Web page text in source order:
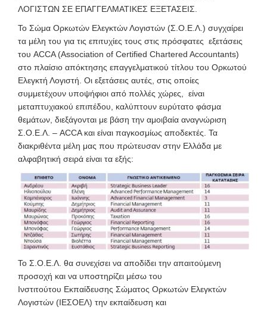
ΛΟΓΙΣΤΩΝ ΣΕ ΕΠΑΓΓΕΛΜΑΤΙΚΕΣ ΕΞΕΤΑΣΕΙΣ.
Το Σώμα Ορκωτών Ελεγκτών Λογιστών (Σ.Ο.Ε.Λ.) συγχαίρει
τα μέλη του για τις επιτυχίες τους στις πρόσφατες εξετάσεις
του ACCA (Association of Certified Chartered Accountants)
στο πλαίσιο απόκτησης επαγγελματικού τίτλου του Ορκωτού
Ελεγκτή Λογιστή. Οι εξετάσεις αυτές, στις οποίες
συμμετέχουν υποψήφιοι από πολλές χώρες, είναι
μεταπτυχιακού επιπέδου, καλύπτουν ευρύτατο φάσμα
θεμάτων, διεξάγονται με βάση την αμοιβαία αναγνώριση
Σ.Ο.Ε.Λ. – ACCA και είναι παγκοσμίως αποδεκτές. Τα
διακριθέντα μέλη μας που πρώτευσαν στην Ελλάδα με
αλφαβητική σειρά είναι τα εξής:
Το Σ.Ο.Ε.Λ. θα συνεχίσει να αποδίδει την απαιτούμενη
προσοχή και να υποστηρίζει μέσω του
Ινστιτούτου Εκπαίδευσης Σώματος Ορκωτών Ελεγκτών
Λογιστών (ΙΕΣΟΕΛ) την εκπαίδευση και